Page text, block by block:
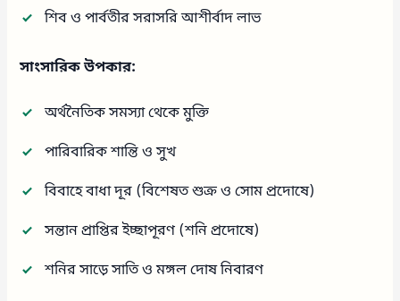
শিব ও পার্বতীর সরাসরি আশীর্বাদ লাভ
সাংসারিক উপকার:
অর্থনৈতিক সমস্যা থেকে মুক্তি
পারিবারিক শান্তি ও সুখ
বিবাহে বাধা দূর (বিশেষত শুক্র ও সোম প্রদোষে)
সন্তান প্রাপ্তির ইচ্ছাপূরণ (শনি প্রদোষে)
শনির সাড়ে সাতি ও মঙ্গল দোষ নিবারণ